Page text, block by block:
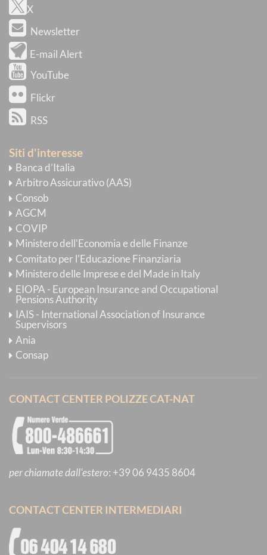
X
Newsletter
E-mail Alert
YouTube
Flickr
RSS
Siti d'interesse
Banca d’Italia
Arbitro Assicurativo (AAS)
Consob
AGCM
COVIP
Ministero dell'Economia e delle Finanze
Comitato per l'Educazione Finanziaria
Ministero delle Imprese e del Made in Italy
EIOPA - European Insurance and Occupational
Pensions Authority
IAIS - International Association of Insurance
Supervisors
Ania
Consap
CONTACT CENTER POLIZZE CAT-NAT
per chiamate dall'estero: +39 06 9435 8604
CONTACT CENTER INTERMEDIARI